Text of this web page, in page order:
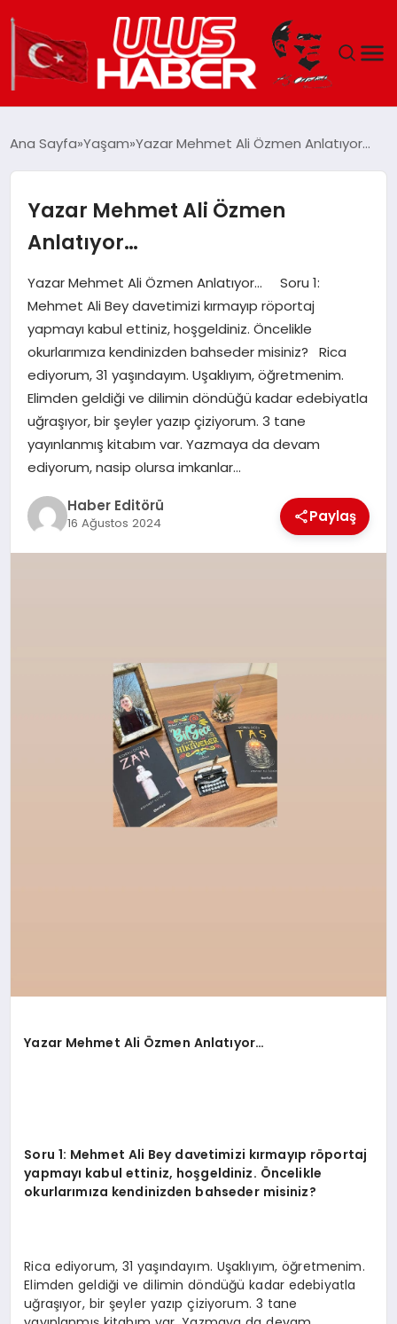
DÜNYA
EKONOMI
TEKNOLOJI
EĞITIM
MAGAZIN
SPOR
YAŞAM
Ana Sayfa Yaşam Yazar Mehmet Ali Özmen Anlatıyor…
Yazar Mehmet Ali Özmen
Anlatıyor…
Yazar Mehmet Ali Özmen Anlatıyor… Soru 1:
Mehmet Ali Bey davetimizi kırmayıp röportaj
yapmayı kabul ettiniz, hoşgeldiniz. Öncelikle
okurlarımıza kendinizden bahseder misiniz? Rica
ediyorum, 31 yaşındayım. Uşaklıyım, öğretmenim.
Elimden geldiği ve dilimin döndüğü kadar edebiyatla
uğraşıyor, bir şeyler yazıp çiziyorum. 3 tane
yayınlanmış kitabım var. Yazmaya da devam
ediyorum, nasip olursa imkanlar…
Haber Editörü
16 Ağustos 2024 Paylaş
Yazar Mehmet Ali Özmen Anlatıyor…
Soru 1: Mehmet Ali Bey davetimizi kırmayıp röportaj
yapmayı kabul ettiniz, hoşgeldiniz. Öncelikle
okurlarımıza kendinizden bahseder misiniz?
Rica ediyorum, 31 yaşındayım. Uşaklıyım, öğretmenim.
Elimden geldiği ve dilimin döndüğü kadar edebiyatla
uğraşıyor, bir şeyler yazıp çiziyorum. 3 tane